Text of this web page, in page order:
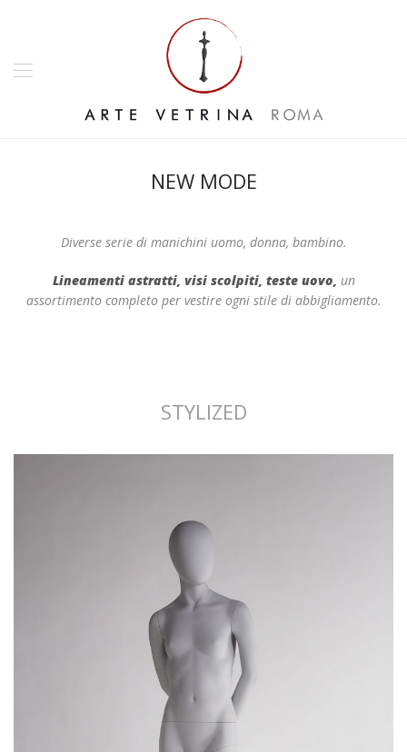
NEW MODE
Diverse serie di manichini uomo, donna, bambino.
Lineamenti astratti, visi scolpiti, teste uovo, un
assortimento completo per vestire ogni stile di abbigliamento.
STYLIZED